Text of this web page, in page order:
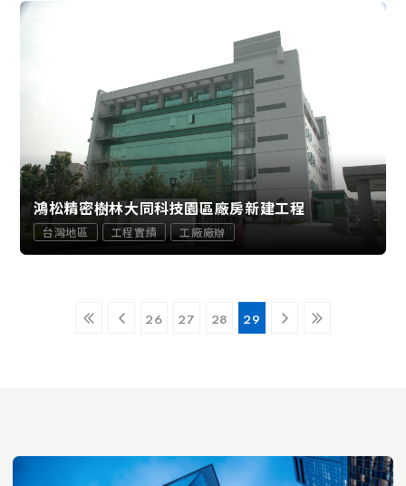
鴻松精密樹林大同科技園區廠房新建工程
台灣地區 工程實績 工廠廠辦
26 27 28 29